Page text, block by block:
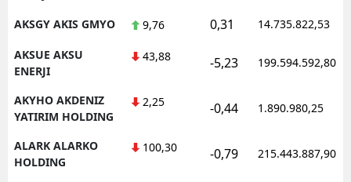
AKSGY AKIS GMYO
9,76 0,31 14.735.822,53
AKSUE AKSU
ENERJI
43,88 -5,23 199.594.592,80
AKYHO AKDENIZ
YATIRIM HOLDING
2,25 -0,44 1.890.980,25
ALARK ALARKO
HOLDING
100,30 -0,79 215.443.887,90